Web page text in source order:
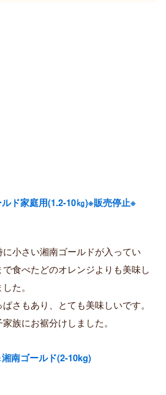
ド家庭用(1.2-10㎏)※販売停止※
小さい湘南ゴールドが入ってい
食べたどのオレンジよりも美味し
た。
さもあり、とても美味しいです。
族にお裾分けしました。
南ゴールド(2-10kg)